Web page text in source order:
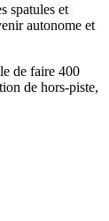
spatules et
autonome et
de faire 400
de hors-piste,